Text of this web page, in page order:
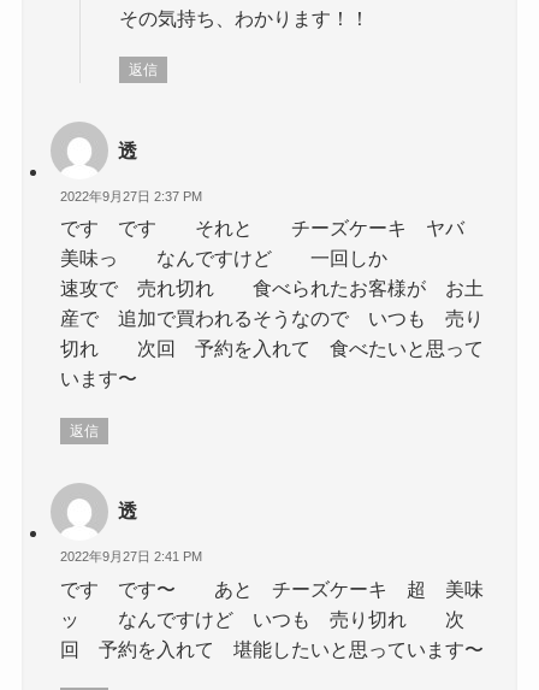
その気持ち、わかります！！
返信
透
2022年9月27日 2:37 PM
です です それと チーズケーキ ヤバ
美味っ なんですけど 一回しか
速攻で 売れ切れ 食べられたお客様が お土
産で 追加で買われるそうなので いつも 売り
切れ 次回 予約を入れて 食べたいと思って
います〜
返信
透
2022年9月27日 2:41 PM
です です〜 あと チーズケーキ 超 美味
ッ なんですけど いつも 売り切れ 次
回 予約を入れて 堪能したいと思っています〜